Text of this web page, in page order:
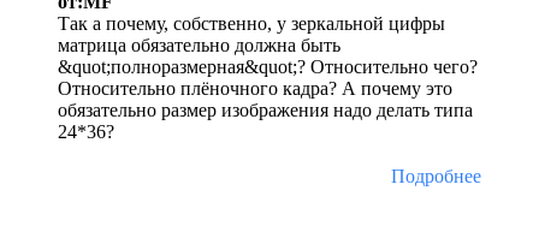
Так а почему, собственно, у зеркальной цифры
матрица обязательно должна быть
&quot;полноразмерная&quot;? Относительно чего?
Относительно плёночного кадра? А почему это
обязательно размер изображения надо делать типа
24*36?
Подробнее